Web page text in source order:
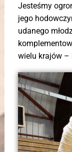
Jesteśmy
jego
udanego
wielu krajów –